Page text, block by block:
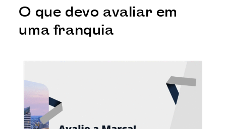
O que devo avaliar em
uma franquia